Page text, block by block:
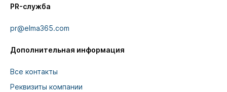
PR-служба
pr@elma365.com
Дополнительная информация
Все контакты
Реквизиты компании